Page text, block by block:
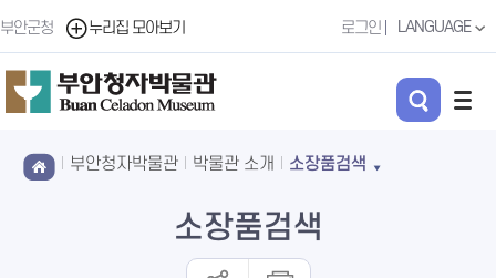
부안군청 누리집 모아보기 로그인 LANGUAGE
부안청자박물관 박물관 소개 소장품검색
소장품검색